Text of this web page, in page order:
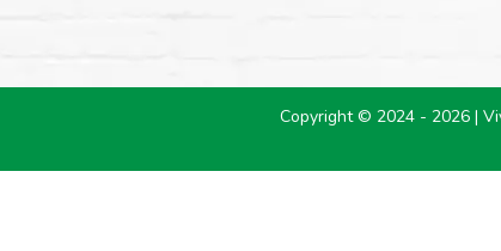
Copyright © 2024 - 2026 |